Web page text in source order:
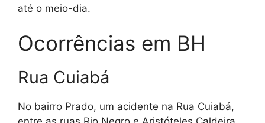
até o meio-dia.
Ocorrências em BH
Rua Cuiabá
No bairro Prado, um acidente na Rua Cuiabá,